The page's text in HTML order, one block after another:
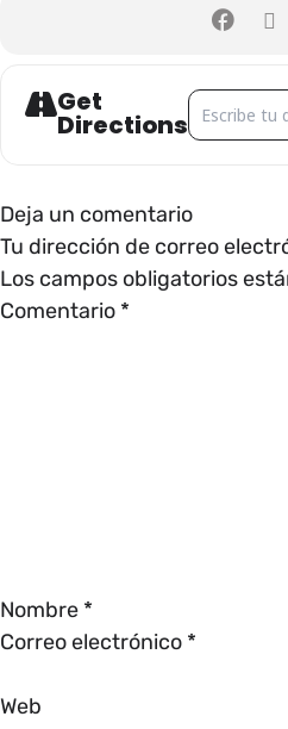
Get
Directions
Address -
Deja un comentario
Tu dirección de correo
Los campos obligatorios
Comentario *
Nombre *
Correo electrónico *
Web